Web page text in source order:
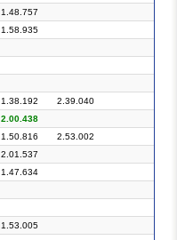
1.48.757
1.58.935
1.38.192
2.39.040
2.00.438
1.50.816
2.53.002
2.01.537
1.47.634
1.53.005